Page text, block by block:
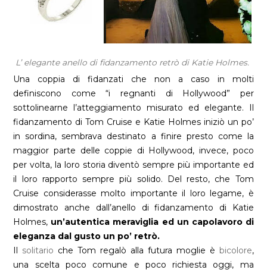
L’ elegante anello di fidanzamento retrò di Katie Holmes.
Una coppia di fidanzati che non a caso in molti
definiscono come “i regnanti di Hollywood” per
sottolinearne l’atteggiamento misurato ed elegante. Il
fidanzamento di Tom Cruise e Katie Holmes iniziò un po’
in sordina, sembrava destinato a finire presto come la
maggior parte delle coppie di Hollywood, invece, poco
per volta, la loro storia diventò sempre più importante ed
il loro rapporto sempre più solido. Del resto, che Tom
Cruise considerasse molto importante il loro legame, è
dimostrato anche dall’anello di fidanzamento di Katie
Holmes, un’autentica meraviglia ed un capolavoro di
eleganza dal gusto un po’ retrò.
Il solitario che Tom regalò alla futura moglie è bicolore,
una scelta poco comune e poco richiesta oggi, ma